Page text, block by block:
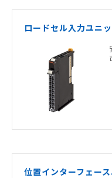
ロードセル入力ユニ
位置インターフェー